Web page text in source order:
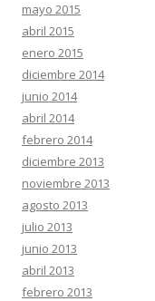
mayo 2015
abril 2015
enero 2015
diciembre 2014
junio 2014
abril 2014
febrero 2014
diciembre 2013
noviembre 2013
agosto 2013
julio 2013
junio 2013
abril 2013
febrero 2013